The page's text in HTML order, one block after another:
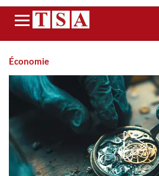
Menu
Économie